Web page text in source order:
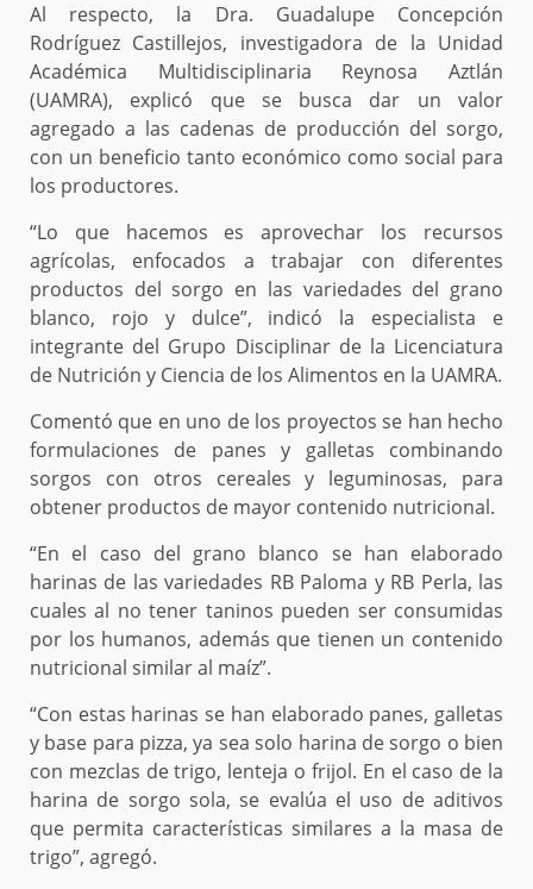
Al respecto, la Dra. Guadalupe Concepción
Rodríguez Castillejos, investigadora de la Unidad
Académica Multidisciplinaria Reynosa Aztlán
(UAMRA), explicó que se busca dar un valor
agregado a las cadenas de producción del sorgo,
con un beneficio tanto económico como social para
los productores.
“Lo que hacemos es aprovechar los recursos
agrícolas, enfocados a trabajar con diferentes
productos del sorgo en las variedades del grano
blanco, rojo y dulce”, indicó la especialista e
integrante del Grupo Disciplinar de la Licenciatura
de Nutrición y Ciencia de los Alimentos en la UAMRA.
Comentó que en uno de los proyectos se han hecho
formulaciones de panes y galletas combinando
sorgos con otros cereales y leguminosas, para
obtener productos de mayor contenido nutricional.
“En el caso del grano blanco se han elaborado
harinas de las variedades RB Paloma y RB Perla, las
cuales al no tener taninos pueden ser consumidas
por los humanos, además que tienen un contenido
nutricional similar al maíz”.
“Con estas harinas se han elaborado panes, galletas
y base para pizza, ya sea solo harina de sorgo o bien
con mezclas de trigo, lenteja o frijol. En el caso de la
harina de sorgo sola, se evalúa el uso de aditivos
que permita características similares a la masa de
trigo”, agregó.